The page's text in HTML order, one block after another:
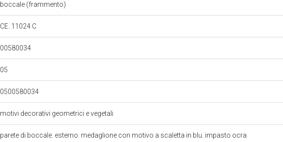
boccale (frammento)
CE. 11024 C
00580034
05
0500580034
motivi decorativi geometrici e vegetali
parete di boccale. esterno: medaglione con motivo a scaletta in blu. impasto ocra